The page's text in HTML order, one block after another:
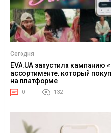
Сегодня
EVA.UA запустила кампанию
ассортименте, который
на платформе
0 132